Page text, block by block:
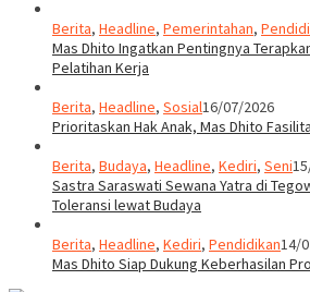
Berita, Headline, Pemerintahan,
Mas Dhito Ingatkan Pentingnya
Pelatihan Kerja
Berita, Headline, Sosial16/07/2026
Prioritaskan Hak Anak, Mas Dhito
Berita, Budaya, Headline, Kediri, Seni
Sastra Saraswati Sewana Yatra di
Toleransi lewat Budaya
Berita, Headline, Kediri, Pendidikan14/
Mas Dhito Siap Dukung Keberhasilan